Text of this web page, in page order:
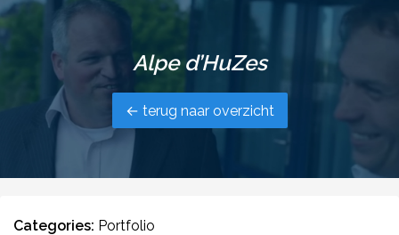
Alpe d’HuZes
← terug naar overzicht
Categories: Portfolio